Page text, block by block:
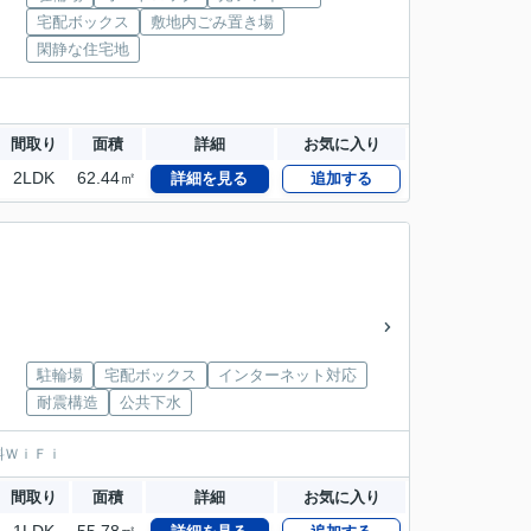
宅配ボックス
敷地内ごみ置き場
閑静な住宅地
間取り 面積 詳細 お気に入り
2LDK 62.44㎡ 詳細を見る 追加する
駐輪場 宅配ボックス
インターネット対応
耐震構造
公共下水
ｉＦｉ
間取り 面積 詳細 お気に入り